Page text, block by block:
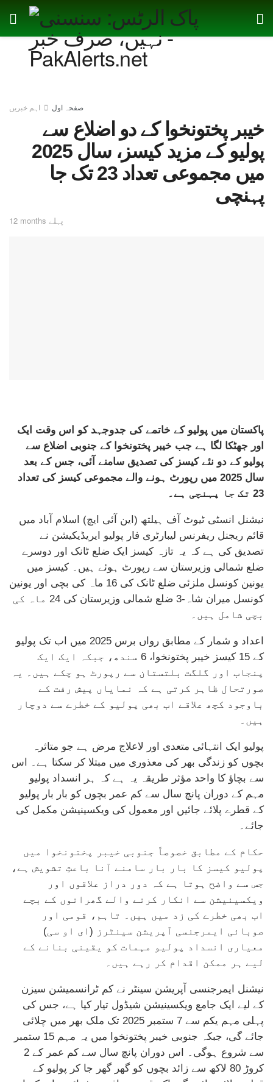
صفحہ اول اہم خبریں
خیبر پختونخوا کے دو اضلاع سے
پولیو کے مزید کیسز، سال 2025
میں مجموعی تعداد 23 تک جا
پہنچی
12 months پہلے
پاکستان میں پولیو کے خاتمے کی جدوجہد کو اس وقت ایک
اور جھٹکا لگا ہے جب خیبر پختونخوا کے جنوبی اضلاع سے
پولیو کے دو نئے کیسز کی تصدیق سامنے آئی، جس کے بعد
سال 2025 میں رپورٹ ہونے والے مجموعی کیسز کی تعداد
23 تک جا پہنچی ہے۔
نیشنل انسٹی ٹیوٹ آف ہیلتھ (این آئی ایچ) اسلام آباد میں
قائم ریجنل ریفرنس لیبارٹری فار پولیو ایریڈیکیشن نے
تصدیق کی ہے کہ یہ تازہ کیسز ایک ضلع ٹانک اور دوسرے
ضلع شمالی وزیرستان سے رپورٹ ہوئے ہیں۔ کیسز میں
یونین کونسل ملزئی ضلع ٹانک کی 16 ماہ کی بچی اور یونین
کونسل میران شاہ-3 ضلع شمالی وزیرستان کی 24 ماہ کی
بچی شامل ہیں۔
اعداد و شمار کے مطابق رواں برس 2025 میں اب تک پولیو
کے 15 کیسز خیبر پختونخوا، 6 سندھ، جبکہ ایک ایک
پنجاب اور گلگت بلتستان سے رپورٹ ہو چکے ہیں۔ یہ
صورتحال ظاہر کرتی ہے کہ نمایاں پیش رفت کے
باوجود کچھ علاقے اب بھی پولیو کے خطرے سے دوچار
ہیں۔
پولیو ایک انتہائی متعدی اور لاعلاج مرض ہے جو متاثرہ
بچوں کو زندگی بھر کی معذوری میں مبتلا کر سکتا ہے۔ اس
سے بچاؤ کا واحد مؤثر طریقہ یہ ہے کہ ہر انسداد پولیو
مہم کے دوران پانچ سال سے کم عمر بچوں کو بار بار پولیو
کے قطرے پلائے جائیں اور معمول کی ویکسینیشن مکمل کی
جائے۔
حکام کے مطابق خصوصاً جنوبی خیبر پختونخوا میں
پولیو کیسز کا بار بار سامنے آنا باعثِ تشویش ہے،
جس سے واضح ہوتا ہے کہ دور دراز علاقوں اور
ویکسینیشن سے انکار کرنے والے گھرانوں کے بچے
اب بھی خطرے کی زد میں ہیں۔ تاہم، قومی اور
صوبائی ایمرجنسی آپریشن سینٹرز (ای او سی)
معیاری انسداد پولیو مہمات کو یقینی بنانے کے
لیے ہر ممکن اقدام کر رہے ہیں۔
نیشنل ایمرجنسی آپریشن سینٹر نے کم ٹرانسمیشن سیزن
کے لیے ایک جامع ویکسینیشن شیڈول تیار کیا ہے، جس کی
پہلی مہم یکم سے 7 ستمبر 2025 تک ملک بھر میں چلائی
جائے گی، جبکہ جنوبی خیبر پختونخوا میں یہ مہم 15 ستمبر
سے شروع ہوگی۔ اس دوران پانچ سال سے کم عمر کے 2
کروڑ 80 لاکھ سے زائد بچوں کو گھر گھر جا کر پولیو کے